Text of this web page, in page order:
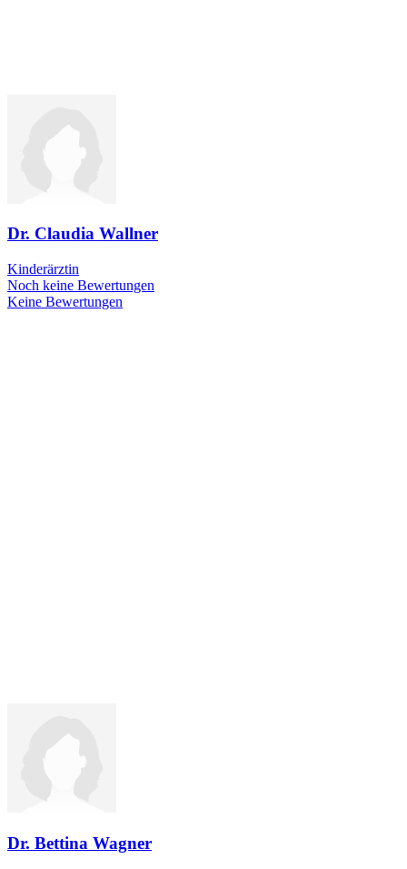
Dr. Claudia Wallner
Kinderärztin
Noch keine Bewertungen
Keine Bewertungen
Dr. Bettina Wagner